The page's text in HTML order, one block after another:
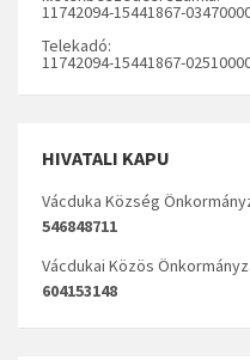
11742094-15441867-
Telekadó:
11742094-15441867-
HIVATALI KAPU
Vácduka Község
546848711
Vácdukai Közös
604153148